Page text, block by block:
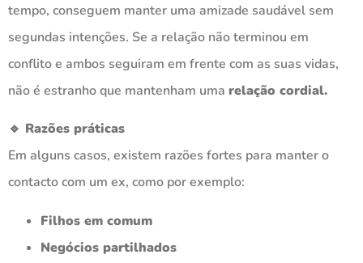
tempo, conseguem manter uma amizade saudável sem
segundas intenções. Se a relação não terminou em
conflito e ambos seguiram em frente com as suas vidas,
não é estranho que mantenham uma relação cordial.
🔹 Razões práticas
Em alguns casos, existem razões fortes para manter o
contacto com um ex, como por exemplo:
Filhos em comum
Negócios partilhados